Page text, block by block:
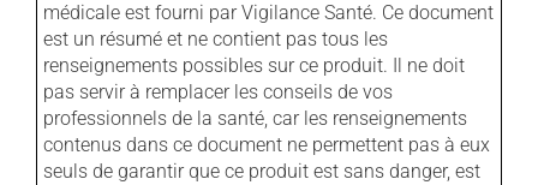
médicale est fourni par Vigilance Santé. Ce document
est un résumé et ne contient pas tous les
renseignements possibles sur ce produit. Il ne doit
pas servir à remplacer les conseils de vos
professionnels de la santé, car les renseignements
contenus dans ce document ne permettent pas à eux
seuls de garantir que ce produit est sans danger, est